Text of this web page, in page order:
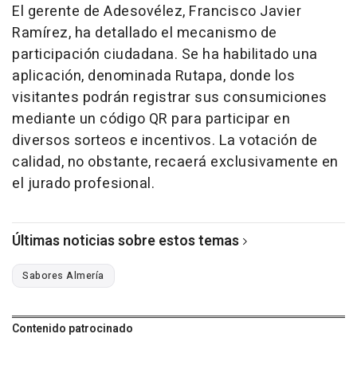
El gerente de Adesovélez, Francisco Javier
Ramírez, ha detallado el mecanismo de
participación ciudadana. Se ha habilitado una
aplicación, denominada Rutapa, donde los
visitantes podrán registrar sus consumiciones
mediante un código QR para participar en
diversos sorteos e incentivos. La votación de
calidad, no obstante, recaerá exclusivamente en
el jurado profesional.
Últimas noticias sobre estos temas
Sabores Almería
Contenido patrocinado